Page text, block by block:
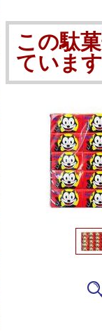
この駄
ていま